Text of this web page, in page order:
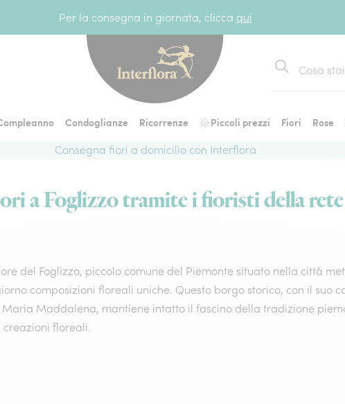
Per la consegna in giornata, clicca qui
Cerca
Condoglianze Ricorrenze Piccoli prezzi Fiori Rose
Consegna fiori a domicilio con Interflora
a Foglizzo tramite i fioristi della
del Foglizzo, piccolo comune del Piemonte situato nella città
composizioni floreali uniche. Questo borgo storico, con il suo
Maria Maddalena, mantiene intatto il fascino della tradizione
creazioni floreali.